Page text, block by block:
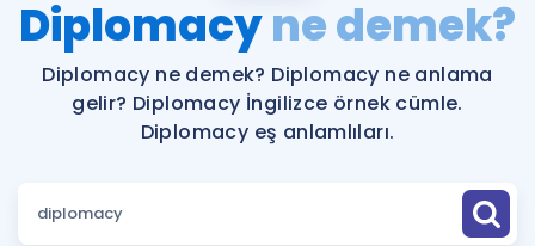
Şifremi Hatırlamıyorum
ÜYE DEĞİLİM
Katılımcı Görüşleri
Faydalı Araçlar
Sözlük
Hakkımızda
Diplomacyne demek?
Diplomacy ne demek? Diplomacy ne anlama
gelir? Diplomacy İngilizce örnek cümle.
Diplomacy eş anlamlıları.